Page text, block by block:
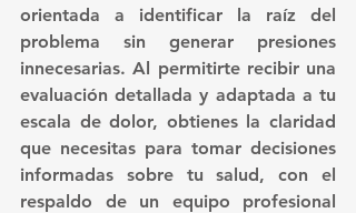
orientada a identificar la raíz del
problema sin generar presiones
innecesarias. Al permitirte recibir una
evaluación detallada y adaptada a tu
escala de dolor, obtienes la claridad
que necesitas para tomar decisiones
informadas sobre tu salud, con el
respaldo de un equipo profesional